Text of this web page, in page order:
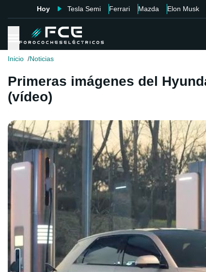
Hoy Tesla Semi Ferrari Mazda Elon Musk
Inicio Noticias
Primeras imágenes del
(vídeo)